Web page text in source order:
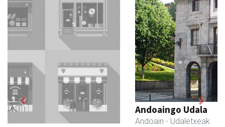
Andoaingo Udala
Andoain - Udaletxeak
Next